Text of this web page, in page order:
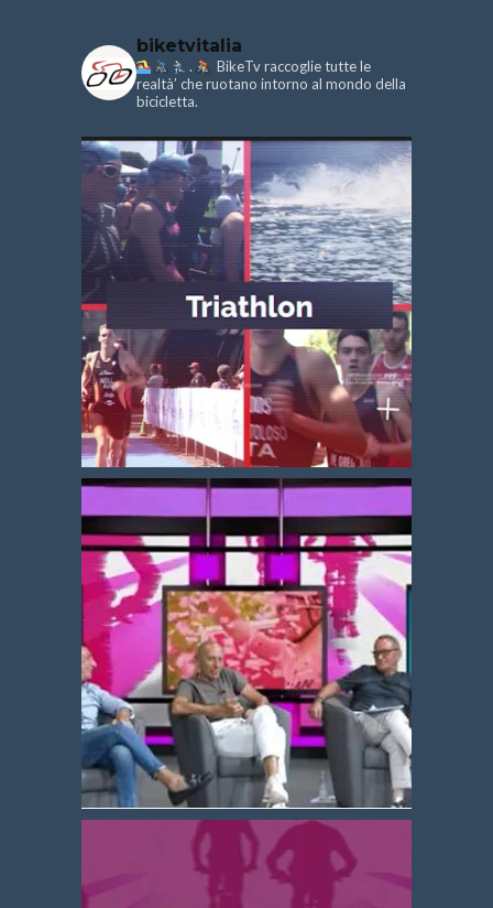
biketvitalia
.
BikeTv raccoglie tutte le
realtà’ che ruotano intorno al mondo della
bicicletta.